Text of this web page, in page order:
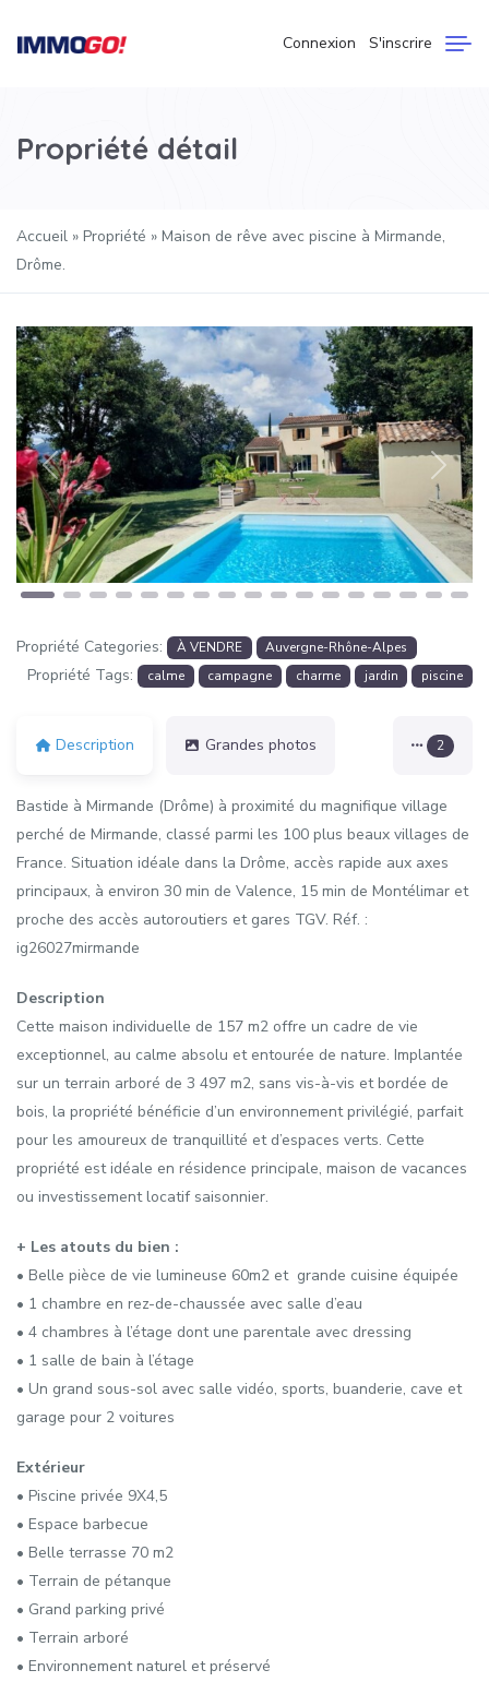
Connexion S'inscrire
Propriété détail
Accueil » Propriété » Maison de rêve avec piscine à Mirmande,
Drôme.
Précédent Suivant
Propriété Categories: À VENDRE Auvergne-Rhône-Alpes
Propriété Tags: calme campagne charme jardin piscine
Description Grandes photos 2
Bastide à Mirmande (Drôme) à proximité du magnifique village
perché de Mirmande, classé parmi les 100 plus beaux villages de
France. Situation idéale dans la Drôme, accès rapide aux axes
principaux, à environ 30 min de Valence, 15 min de Montélimar et
proche des accès autoroutiers et gares TGV. Réf. :
ig26027mirmande
Description
Cette maison individuelle de 157 m2 offre un cadre de vie
exceptionnel, au calme absolu et entourée de nature. Implantée
sur un terrain arboré de 3 497 m2, sans vis-à-vis et bordée de
bois, la propriété bénéficie d’un environnement privilégié, parfait
pour les amoureux de tranquillité et d’espaces verts. Cette
propriété est idéale en résidence principale, maison de vacances
ou investissement locatif saisonnier.
+ Les atouts du bien :
• Belle pièce de vie lumineuse 60m2 et grande cuisine équipée
• 1 chambre en rez-de-chaussée avec salle d’eau
• 4 chambres à l’étage dont une parentale avec dressing
• 1 salle de bain à l’étage
• Un grand sous-sol avec salle vidéo, sports, buanderie, cave et
garage pour 2 voitures
Extérieur
• Piscine privée 9X4,5
• Espace barbecue
• Belle terrasse 70 m2
• Terrain de pétanque
• Grand parking privé
• Terrain arboré
• Environnement naturel et préservé